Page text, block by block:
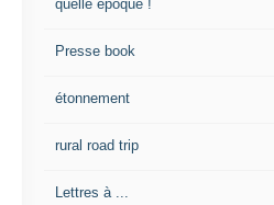
quelle époque !
Presse book
étonnement
rural road trip
Lettres à ...